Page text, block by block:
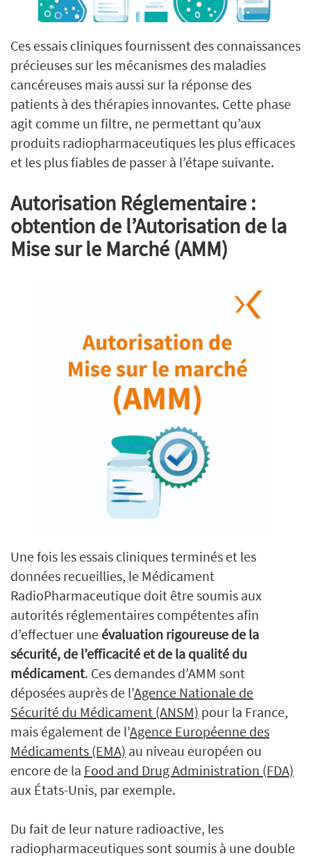
Ces essais cliniques fournissent des connaissances
précieuses sur les mécanismes des maladies
cancéreuses mais aussi sur la réponse des
patients à des thérapies innovantes. Cette phase
agit comme un filtre, ne permettant qu’aux
produits radiopharmaceutiques les plus efficaces
et les plus fiables de passer à l’étape suivante.
Autorisation Réglementaire :
obtention de l’Autorisation de la
Mise sur le Marché (AMM)
Une fois les essais cliniques terminés et les
données recueillies, le Médicament
RadioPharmaceutique doit être soumis aux
autorités réglementaires compétentes afin
d’effectuer une évaluation rigoureuse de la
sécurité, de l’efficacité et de la qualité du
médicament. Ces demandes d’AMM sont
déposées auprès de l’Agence Nationale de
Sécurité du Médicament (ANSM) pour la France,
mais également de l’Agence Européenne des
Médicaments (EMA) au niveau européen ou
encore de la Food and Drug Administration (FDA)
aux États-Unis, par exemple.
Du fait de leur nature radioactive, les
radiopharmaceutiques sont soumis à une double